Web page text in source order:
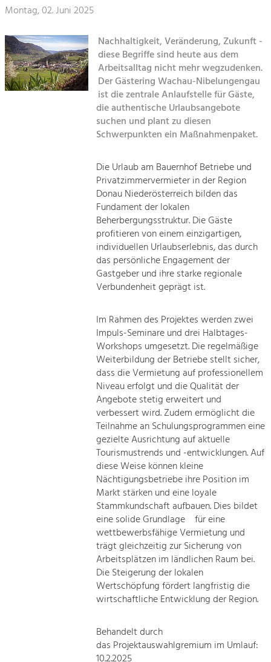
Kirchen am Fluss
Suche
Impressum
Angebotsentwicklung und
Positionierung.
Kunst & Kultur
Handwerk, Wissenschaft und Forschung.
Soziales, Bildung &
Gleichberechtigung, Jugend und
Mobilität & Energie
Klimawandel, öffentlicher Verkehr und
erneuerbare Energie
Steigerung regionaler Wertschöpfung
Montag, 02. Juni 2025
Nachhaltigkeit, Veränderung, Zukunft -
diese Begriffe sind heute aus dem
Arbeitsalltag nicht mehr wegzudenken.
Der Gästering Wachau-Nibelungengau
ist die zentrale Anlaufstelle für Gäste,
die authentische Urlaubsangebote
suchen und plant zu diesen
Schwerpunkten ein Maßnahmenpaket.
Die Urlaub am Bauernhof Betriebe und
Privatzimmervermieter in der Region
Donau Niederösterreich bilden das
Fundament der lokalen
Beherbergungsstruktur. Die Gäste
profitieren von einem einzigartigen,
individuellen Urlaubserlebnis, das durch
das persönliche Engagement der
Gastgeber und ihre starke regionale
Verbundenheit geprägt ist.
Im Rahmen des Projektes werden zwei
Impuls-Seminare und drei Halbtages-
Workshops umgesetzt. Die regelmäßige
Weiterbildung der Betriebe stellt sicher,
dass die Vermietung auf professionellem
Niveau erfolgt und die Qualität der
Angebote stetig erweitert und
verbessert wird. Zudem ermöglicht die
Teilnahme an Schulungsprogrammen eine
gezielte Ausrichtung auf aktuelle
Tourismustrends und -entwicklungen. Auf
diese Weise können kleine
Nächtigungsbetriebe ihre Position im
Markt stärken und eine loyale
Stammkundschaft aufbauen. Dies bildet
eine solide Grundlage für eine
wettbewerbsfähige Vermietung und
trägt gleichzeitig zur Sicherung von
Arbeitsplätzen im ländlichen Raum bei.
Die Steigerung der lokalen
Wertschöpfung fördert langfristig die
wirtschaftliche Entwicklung der Region.
Behandelt durch
das Projektauswahlgremium im Umlauf:
10.2.2025